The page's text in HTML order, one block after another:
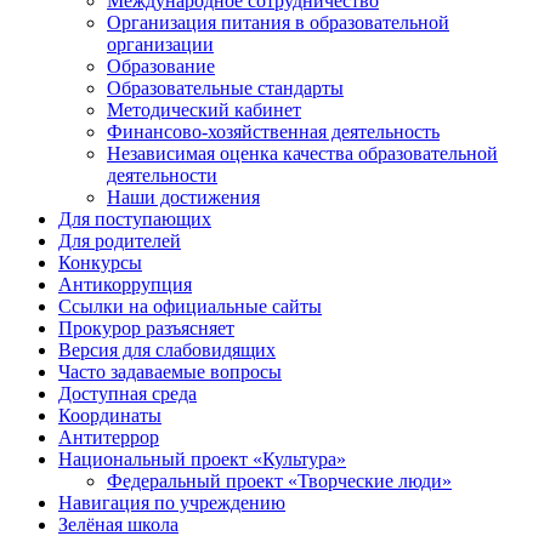
Организация питания в образовательной
организации
Образование
Образовательные стандарты
Методический кабинет
Финансово-хозяйственная деятельность
Независимая оценка качества образовательной
деятельности
Наши достижения
Для поступающих
Для родителей
Конкурсы
Антикоррупция
Ссылки на официальные сайты
Прокурор разъясняет
Версия для слабовидящих
Часто задаваемые вопросы
Доступная среда
Координаты
Антитеррор
Национальный проект «Культура»
Федеральный проект «Творческие люди»
Навигация по учреждению
Зелёная школа